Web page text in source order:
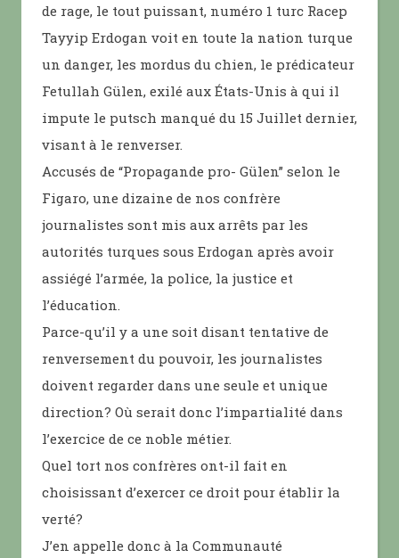
de rage, le tout puissant, numéro 1 turc Racep
Tayyip Erdogan voit en toute la nation turque
un danger, les mordus du chien, le prédicateur
Fetullah Gülen, exilé aux États-Unis à qui il
impute le putsch manqué du 15 Juillet dernier,
visant à le renverser.
Accusés de “Propagande pro- Gülen” selon le
Figaro, une dizaine de nos confrère
journalistes sont mis aux arrêts par les
autorités turques sous Erdogan après avoir
assiégé l’armée, la police, la justice et
l’éducation.
Parce-qu’il y a une soit disant tentative de
renversement du pouvoir, les journalistes
doivent regarder dans une seule et unique
direction? Où serait donc l’impartialité dans
l’exercice de ce noble métier.
Quel tort nos confrères ont-il fait en
choisissant d’exercer ce droit pour établir la
verté?
J’en appelle donc à la Communauté